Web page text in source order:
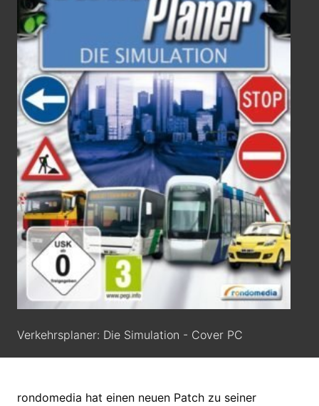
Verkehrsplaner: Die Simulation - Cover PC
rondomedia hat einen neuen Patch zu seiner